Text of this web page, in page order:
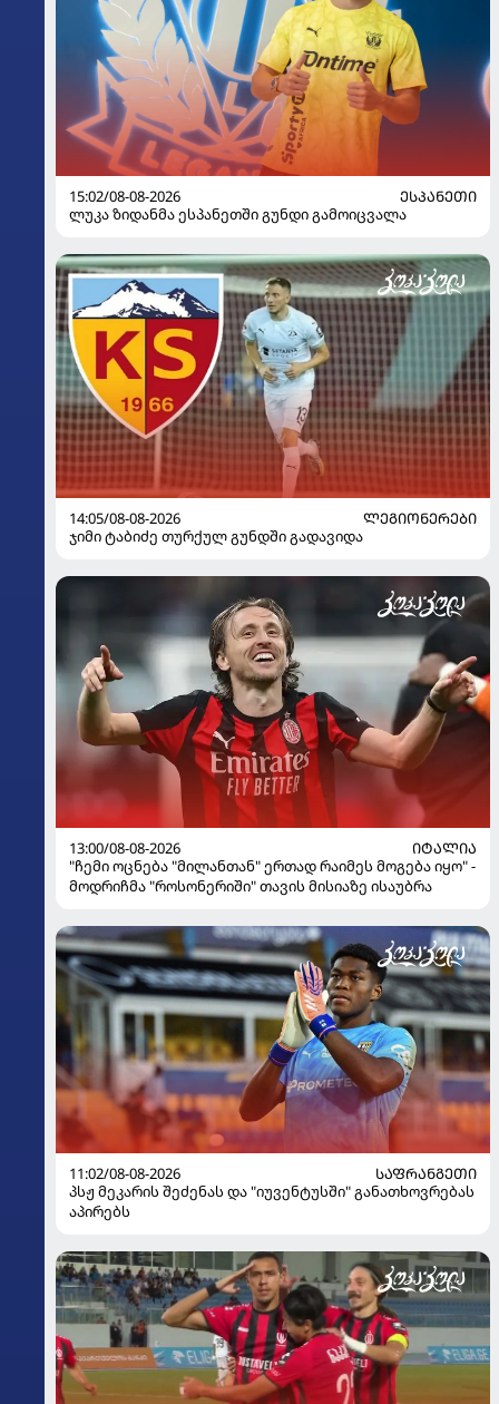
15:02/08-08-2026
ᲔᲡᲞᲐᲜᲔᲗᲘ
ლუკა ზიდანმა ესპანეთში გუნდი გამოიცვალა
14:05/08-08-2026
ᲚᲔᲒᲘᲝᲜᲔᲠᲔᲑᲘ
ჯიმი ტაბიძე თურქულ გუნდში გადავიდა
13:00/08-08-2026
ᲘᲢᲐᲚᲘᲐ
"ჩემი ოცნება "მილანთან" ერთად რაიმეს მოგება იყო" -
მოდრიჩმა "როსონერიში" თავის მისიაზე ისაუბრა
11:02/08-08-2026
ᲡᲐᲤᲠᲐᲜᲒᲔᲗᲘ
პსჟ მეკარის შეძენას და "იუვენტუსში" განათხოვრებას
აპირებს